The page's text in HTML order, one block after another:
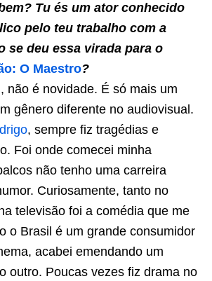
Tu és um ator conhecido
pelo teu trabalho com a
se deu essa virada para o
O Maestro?
é novidade. É só mais um
gênero diferente no audiovisual.
, sempre fiz tragédias e
Foi onde comecei minha
não tenho uma carreira
Curiosamente, tanto no
televisão foi a comédia que me
o Brasil é um grande consumidor
acabei emendando um
outro. Poucas vezes fiz drama no